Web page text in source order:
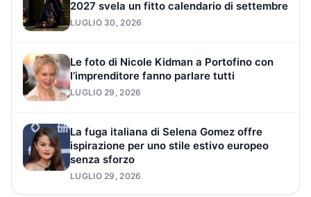
2027 svela un fitto calendario di settembre
LUGLIO 30, 2026
Le foto di Nicole Kidman a Portofino con
l’imprenditore fanno parlare tutti
LUGLIO 29, 2026
La fuga italiana di Selena Gomez offre
ispirazione per uno stile estivo europeo
senza sforzo
LUGLIO 29, 2026